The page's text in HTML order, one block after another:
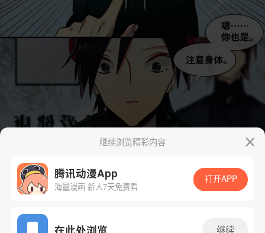
App免费看
继续浏览精彩内容
腾讯动漫App
海量漫画 新人7天免费看
打开APP
在此处浏览 继续